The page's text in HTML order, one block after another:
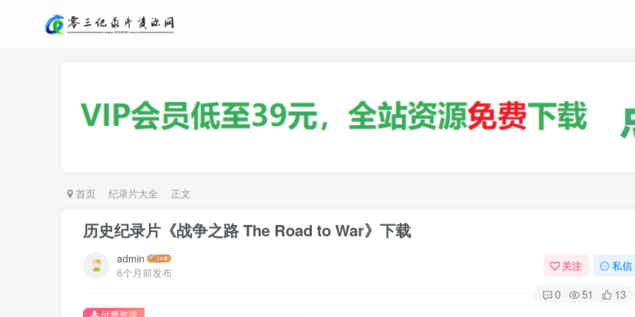
首页 纪录片大全 正文
历史纪录片《战争之路 The Road to War》下载
admin
6个月前发布
关注 私信
0 51 13